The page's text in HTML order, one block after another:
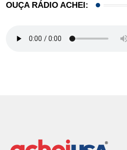
OUÇA RÁDIO ACHEI: